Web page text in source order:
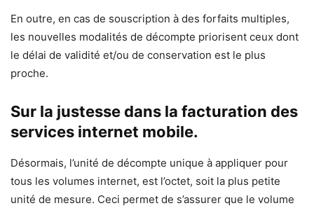
En outre, en cas de souscription à des forfaits multiples,
les nouvelles modalités de décompte priorisent ceux dont
le délai de validité et/ou de conservation est le plus
proche.
Sur la justesse dans la facturation des
services internet mobile.
Désormais, l’unité de décompte unique à appliquer pour
tous les volumes internet, est l’octet, soit la plus petite
unité de mesure. Ceci permet de s’assurer que le volume